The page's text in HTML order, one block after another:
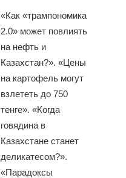
«Как «трампономика
2.0» может повлиять
на нефть и
Казахстан?». «Цены
на картофель могут
взлететь до 750
тенге». «Когда
говядина в
Казахстане станет
деликатесом?».
«Парадоксы